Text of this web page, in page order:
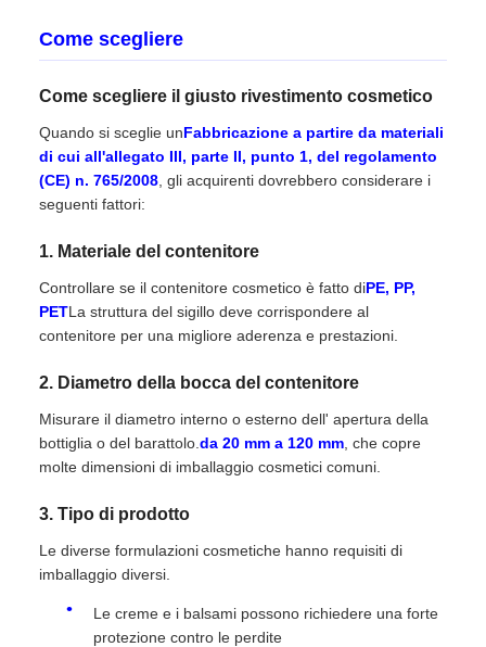
Come scegliere
Come scegliere il giusto rivestimento cosmetico
Quando si sceglie unFabbricazione a partire da materiali
di cui all'allegato III, parte II, punto 1, del regolamento
(CE) n. 765/2008 , gli acquirenti dovrebbero considerare i
seguenti fattori:
1. Materiale del contenitore
Controllare se il contenitore cosmetico è fatto diPE, PP,
PETLa struttura del sigillo deve corrispondere al
contenitore per una migliore aderenza e prestazioni.
2. Diametro della bocca del contenitore
Misurare il diametro interno o esterno dell' apertura della
bottiglia o del barattolo. da 20 mm a 120 mm , che copre
molte dimensioni di imballaggio cosmetici comuni.
3. Tipo di prodotto
Le diverse formulazioni cosmetiche hanno requisiti di
imballaggio diversi.
Le creme e i balsami possono richiedere una forte
protezione contro le perdite